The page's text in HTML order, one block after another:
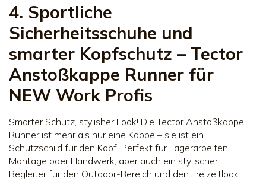
4. Sportliche
Sicherheitsschuhe und
smarter Kopfschutz – Tector
Anstoßkappe Runner für
NEW Work Profis
Smarter Schutz, stylisher Look! Die Tector Anstoßkappe
Runner ist mehr als nur eine Kappe – sie ist ein
Schutzschild für den Kopf. Perfekt für Lagerarbeiten,
Montage oder Handwerk, aber auch ein stylischer
Begleiter für den Outdoor-Bereich und den Freizeitlook.